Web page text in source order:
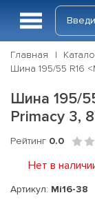
Главная
Шина 195/55 R16
Шина 195/
Primacy 3,
Рейтинг 0.0
Нет в
Артикул: Mi16-38